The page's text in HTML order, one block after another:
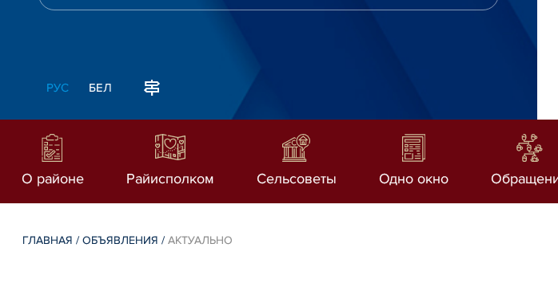
РУС БЕЛ
О районе Райисполком Сельсоветы Одно окно
ГЛАВНАЯ /ОБЪЯВЛЕНИЯ /АКТУАЛЬНО